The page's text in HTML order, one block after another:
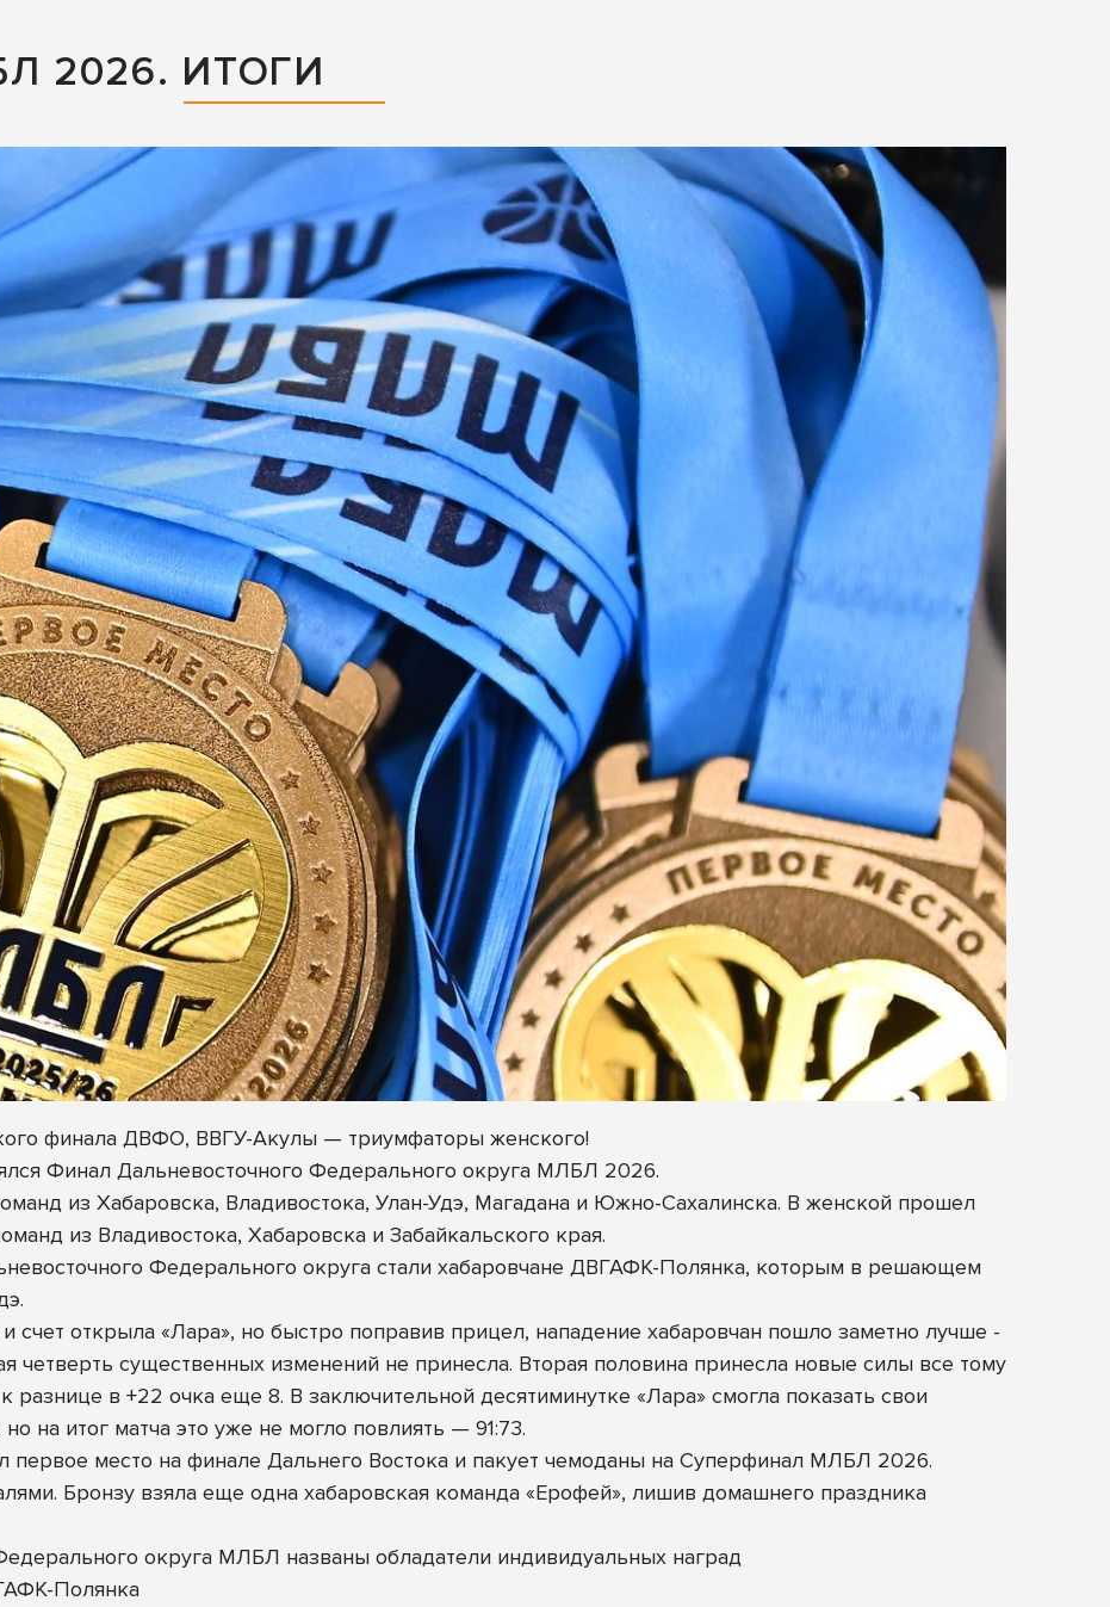
2026. ИТОГИ
финала ДВФО, ВВГУ-Акулы — триумфаторы женского!
Финал Дальневосточного Федерального округа МЛБЛ 2026.
из Хабаровска, Владивостока, Улан-Удэ, Магадана и Южно-Сахалинска. В женской прошел
из Владивостока, Хабаровска и Забайкальского края.
Федерального округа стали хабаровчане ДВГАФК-Полянка, которым в решающем
счет открыла «Лара», но быстро поправив прицел, нападение хабаровчан пошло заметно лучше -
четверть существенных изменений не принесла. Вторая половина принесла новые силы все тому
в +22 очка еще 8. В заключительной десятиминутке «Лара» смогла показать свои
на итог матча это уже не могло повлиять — 91:73.
первое место на финале Дальнего Востока и пакует чемоданы на Суперфинал МЛБЛ 2026.
Бронзу взяла еще одна хабаровская команда «Ерофей», лишив домашнего праздника
округа МЛБЛ названы обладатели индивидуальных наград
Полянка